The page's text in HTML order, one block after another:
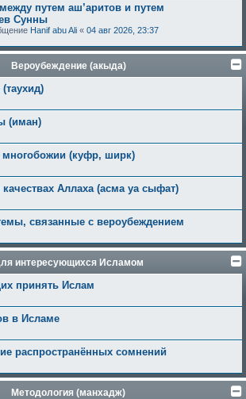
путем аш’аритов и путем
Сунны
Hanif abu Ali « 04 авг 2026, 23:37
Вероубеждение (акыда)
(иман)
(куфр, ширк)
Аллаха (асма уа сыфат)
связанные с вероубеждением
интересующихся Исламом
принять Ислам
в Исламе
распространённых сомнений
Методология (манхадж)